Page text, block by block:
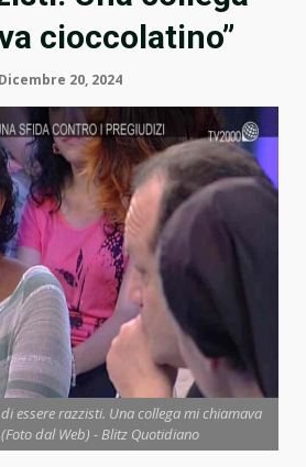
cioccolatino”
Dicembre 20, 2024
essere razzisti. Una collega mi chiamava
dal Web) - Blitz Quotidiano